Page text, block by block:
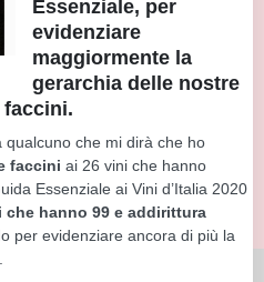
Essenziale, per
evidenziare
maggiormente la
gerarchia delle nostre
che mi dirà che ho
faccini ai 26 vini che hanno
Essenziale ai Vini d’Italia 2020
hanno 99 e addirittura
per evidenziare ancora di più la